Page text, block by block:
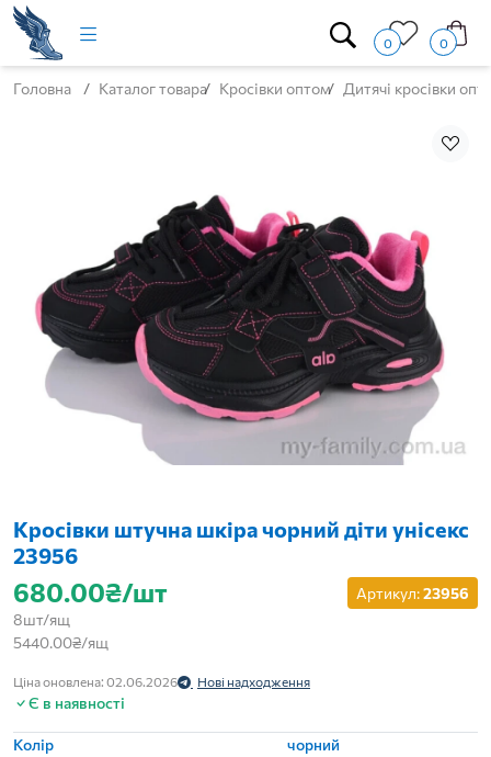
0 0
Головна Каталог товара Кросівки оптом Дитячі кросівки
Кросівки штучна шкіра чорний діти унісекс
23956
680.00₴/шт
8шт/ящ
5440.00₴/ящ
Ціна оновлена: 02.06.2026 Нові надходження
Артикул:23956
Є в наявності
Колір
чорний